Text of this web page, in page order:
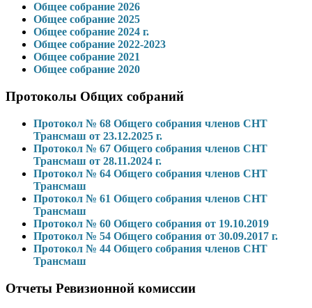
Общее собрание 2026
Общее собрание 2025
Общее собрание 2024 г.
Общее собрание 2022-2023
Общее собрание 2021
Общее собрание 2020
Протоколы Общих собраний
Протокол № 68 Общего собрания членов СНТ
Трансмаш от 23.12.2025 г.
Протокол № 67 Общего собрания членов СНТ
Трансмаш от 28.11.2024 г.
Протокол № 64 Общего собрания членов СНТ
Трансмаш
Протокол № 61 Общего собрания членов СНТ
Трансмаш
Протокол № 60 Общего собрания от 19.10.2019
Протокол № 54 Общего собрания от 30.09.2017 г.
Протокол № 44 Общего собрания членов СНТ
Трансмаш
Отчеты Ревизионной комиссии